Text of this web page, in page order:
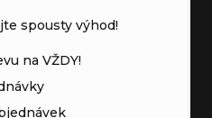
spousty výhod!
na VŽDY!